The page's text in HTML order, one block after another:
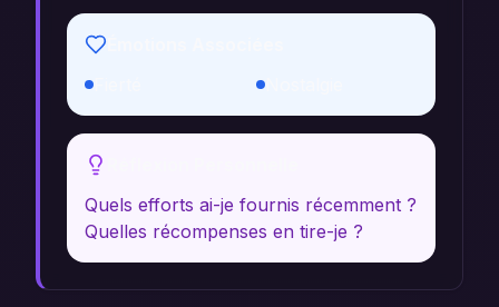
Nostalgie
Quels efforts ai-je fournis récemment ?
Quelles récompenses en tire-je ?